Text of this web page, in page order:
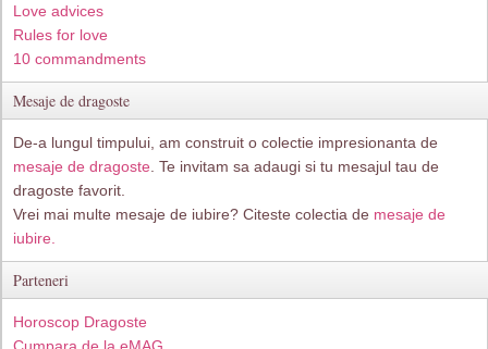
Love advices
Rules for love
10 commandments
Mesaje de dragoste
De-a lungul timpului, am construit o colectie impresionanta de
mesaje de dragoste . Te invitam sa adaugi si tu mesajul tau de
dragoste favorit.
Vrei mai multe mesaje de iubire? Citeste colectia de mesaje de
iubire.
Parteneri
Horoscop Dragoste
Cumpara de la eMAG